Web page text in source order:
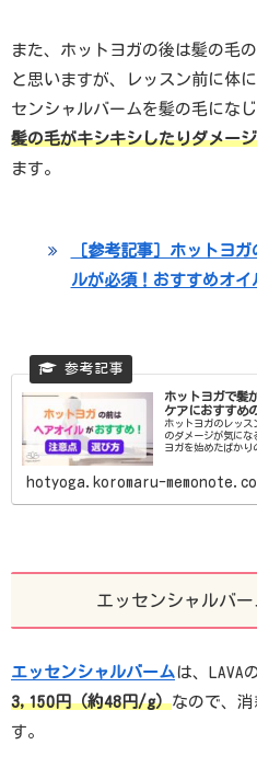
また、ホットヨガの後は髪の毛
と思いますが、レッスン前に体
センシャルバームを髪の毛になじ
髪の毛がキシキシしたりダメー
ます。
［参考記事］ホットヨ
ルが必須！おすすめオイ
ホットヨガで髪
ケアにおすすめ
ホットヨガのレッス
のダメージが気にな
ヨガを始めたばかり
hotyoga.koromaru-
エッセンシャルバ
エッセンシャルバームは、LAVA
3,150円（約48円/g）なので、
す。